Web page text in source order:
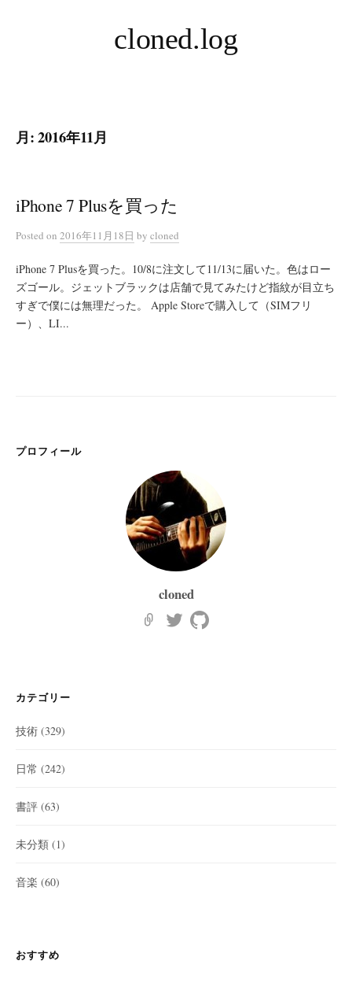
ス
プ
cloned.log
月:2016年11月
iPhone 7 Plusを買った
Posted on 2016年11月18日 by cloned
iPhone 7 Plusを買った。10/8に注文して11/13に届いた。色はロー
ズゴール。ジェットブラックは店舗で見てみたけど指紋が目立ち
すぎで僕には無理だった。 Apple Storeで購入して（SIMフリ
ー）、LI...
プロフィール
cloned
カテゴリー
技術 (329)
日常 (242)
書評 (63)
未分類 (1)
音楽 (60)
おすすめ